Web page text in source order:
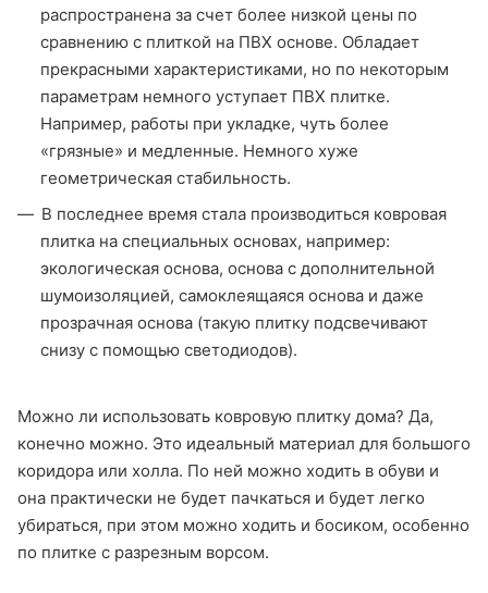
распространена за счет более низкой цены по
сравнению с плиткой на ПВХ основе. Обладает
прекрасными характеристиками, но по некоторым
параметрам немного уступает ПВХ плитке.
Например, работы при укладке, чуть более
«грязные» и медленные. Немного хуже
геометрическая стабильность.
В последнее время стала производиться ковровая
плитка на специальных основах, например:
экологическая основа, основа с дополнительной
шумоизоляцией, самоклеящаяся основа и даже
прозрачная основа (такую плитку подсвечивают
снизу с помощью светодиодов).
Можно ли использовать ковровую плитку дома? Да,
конечно можно. Это идеальный материал для большого
коридора или холла. По ней можно ходить в обуви и
она практически не будет пачкаться и будет легко
убираться, при этом можно ходить и босиком, особенно
по плитке с разрезным ворсом.